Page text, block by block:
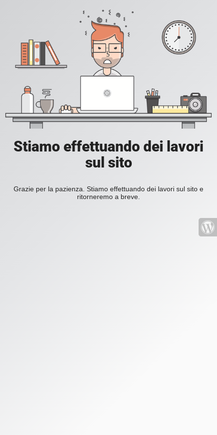
Stiamo effettuando dei lavori
sul sito
Grazie per la pazienza. Stiamo effettuando dei lavori sul sito e
ritorneremo a breve.